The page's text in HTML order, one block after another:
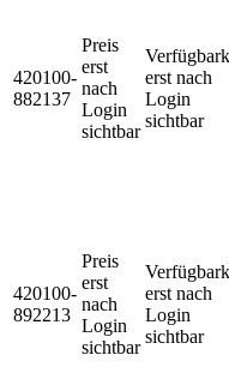
420100-
882137
Preis
erst
nach
Login
sichtbar
erst nach
Login
sichtbar
420100-
892213
Preis
erst
nach
Login
sichtbar
erst nach
Login
sichtbar